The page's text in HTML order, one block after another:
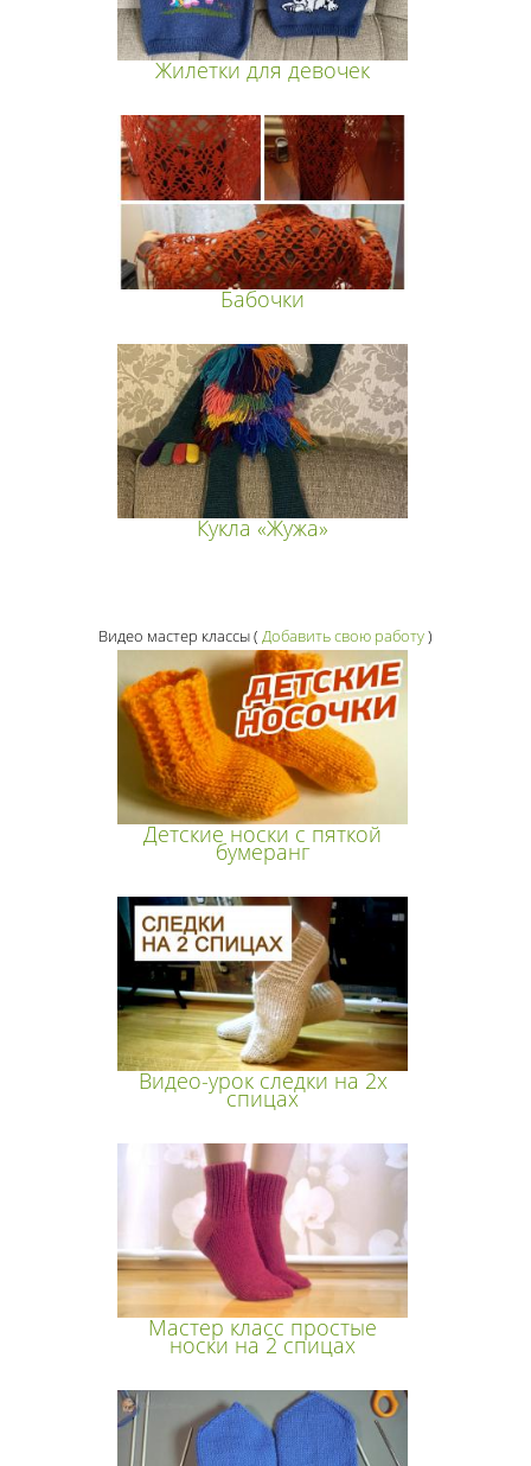
Жилетки для девочек
Бабочки
Кукла «Жужа»
Видео мастер классы( Добавить свою работу)
Детские носки с пяткой
бумеранг
Видео-урок следки на 2х
спицах
Мастер класс простые
носки на 2 спицах